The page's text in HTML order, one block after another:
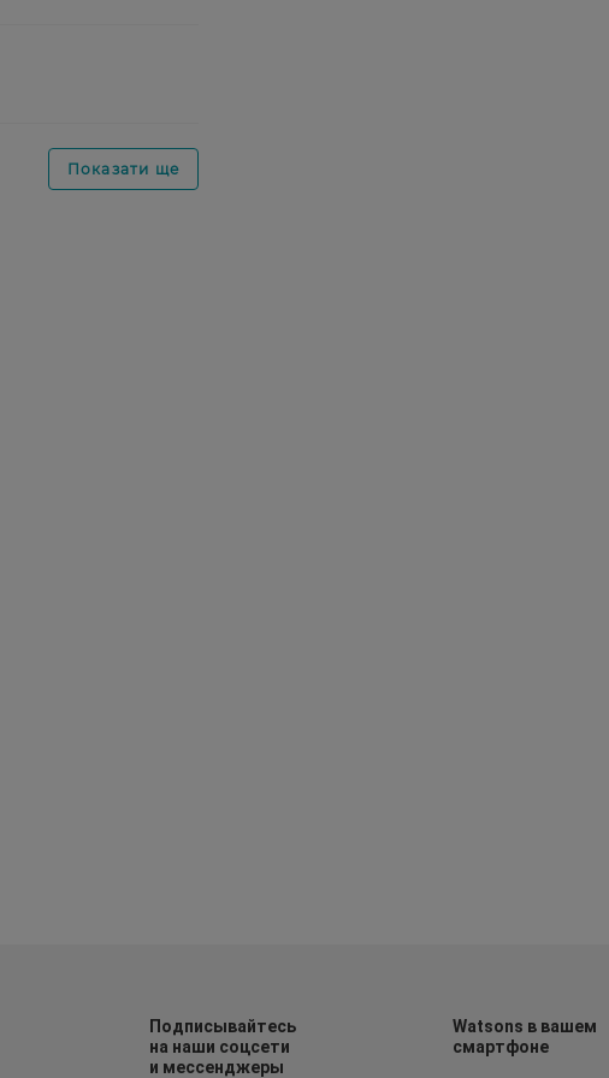
Показати ще
Подписывайтесь
на наши соцсети
и мессенджеры
Watsons в вашем
смартфоне